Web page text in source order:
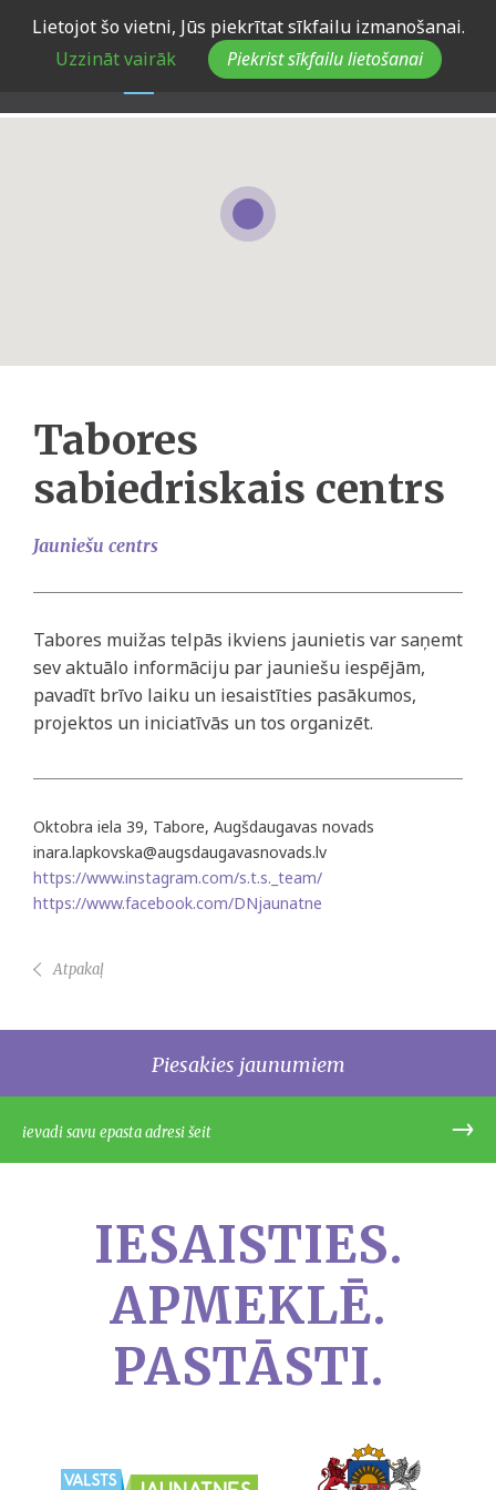
Lietojot šo vietni, Jūs piekrītat sīkfailu izmanošanai.
Uzzināt vairāk
Piekrist sīkfailu lietošanai
Tabores
sabiedriskais centrs
Jauniešu centrs
Tabores muižas telpās ikviens jaunietis var saņemt
sev aktuālo informāciju par jauniešu iespējām,
pavadīt brīvo laiku un iesaistīties pasākumos,
projektos un iniciatīvās un tos organizēt.
Oktobra iela 39, Tabore, Augšdaugavas novads
inara.lapkovska@augsdaugavasnovads.lv
https://www.instagram.com/s.t.s._team/
https://www.facebook.com/DNjaunatne
Atpakaļ
Piesakies jaunumiem
IESAISTIES.
APMEKLĒ.
PASTĀSTI.